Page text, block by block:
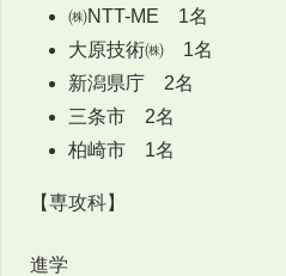
㈱NTT-ME 1名
大原技術㈱ 1名
新潟県庁 2名
三条市 2名
柏崎市 1名
【専攻科】
進学